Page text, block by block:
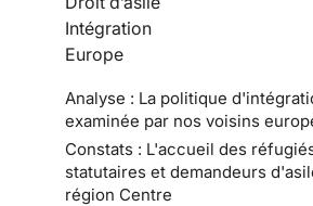
Intégration
Europe
Analyse : La politique
examinée par nos voisins
Constats : L'accueil des
statutaires et demandeurs
région Centre